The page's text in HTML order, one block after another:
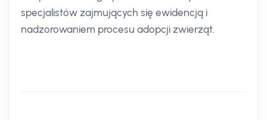
specjalistów zajmujących się ewidencją i
nadzorowaniem procesu adopcji zwierząt.